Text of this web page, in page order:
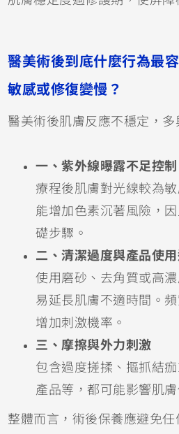
醫美術後到底什麼行為最
敏感或修復變慢？
醫美術後肌膚反應不穩定，多
一、紫外線曝露不足控制
療程後肌膚對光線較為
能增加色素沉著風險，
礎步驟。
二、清潔過度與產品使
使用磨砂、去角質或高
易延長肌膚不適時間。
增加刺激機率。
三、摩擦與外力刺激
包含過度搓揉、摳抓結
產品等，都可能影響肌膚
整體而言，術後保養應避免